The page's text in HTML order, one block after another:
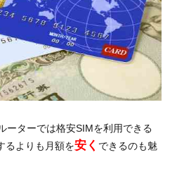
ーターでは格安SIMを利用できる
るよりも月額を安く できるのも魅